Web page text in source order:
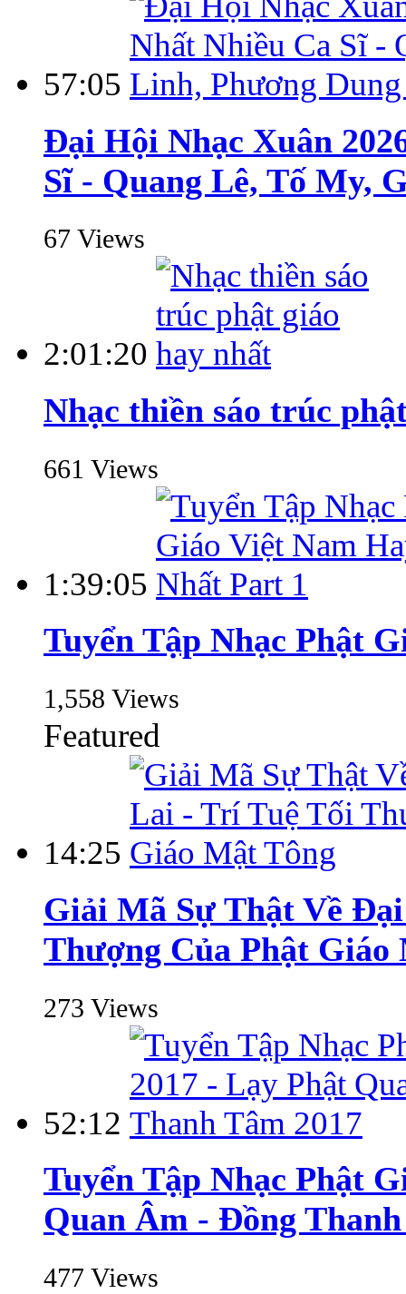
57:05
Đại Hội Nhạc Xuân
Sĩ - Quang Lê, Tố My,
67 Views
2:01:20
Nhạc thiền sáo trúc
661 Views
1:39:05
Tuyển Tập Nhạc Phật
1,558 Views
Featured
14:25
Giải Mã Sự Thật Về
Thượng Của Phật Giáo
273 Views
52:12
Tuyển Tập Nhạc Phật
Quan Âm - Đồng
477 Views